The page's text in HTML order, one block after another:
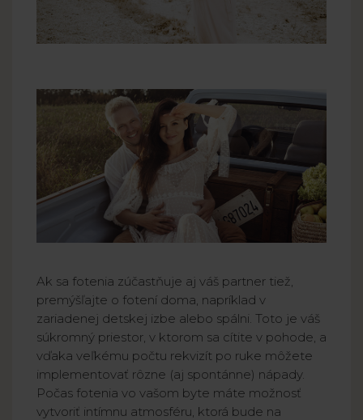
Ak sa fotenia zúčastňuje aj váš partner tiež,
premýšľajte o fotení doma, napríklad v
zariadenej detskej izbe alebo spálni. Toto je váš
súkromný priestor, v ktorom sa cítite v pohode, a
vďaka veľkému počtu rekvizít po ruke môžete
implementovať rôzne (aj spontánne) nápady.
Počas fotenia vo vašom byte máte možnosť
vytvoriť intímnu atmosféru, ktorá bude na